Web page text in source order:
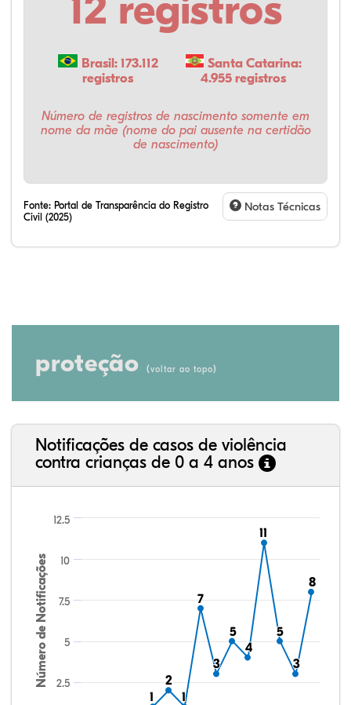
Brasil: 173.112
registros
Santa Catarina:
4.955 registros
Número de registros de nascimento somente em
nome da mãe (nome do pai ausente na certidão
de nascimento)
Fonte: Portal de Transparência do Registro
Civil (2025)
Notas Técnicas
proteção (voltar ao topo)
Notificações de casos de violência
contra crianças de 0 a 4 anos
Número de Notificações
11
2
2
1
1
7
7
3
3
5
5
4
4
11
11
5
5
3
3
8
8
2.5
5
7.5
10
12.5